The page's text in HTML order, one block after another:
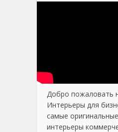
Добро пожаловать
Интерьеры для
самые
интерьеры